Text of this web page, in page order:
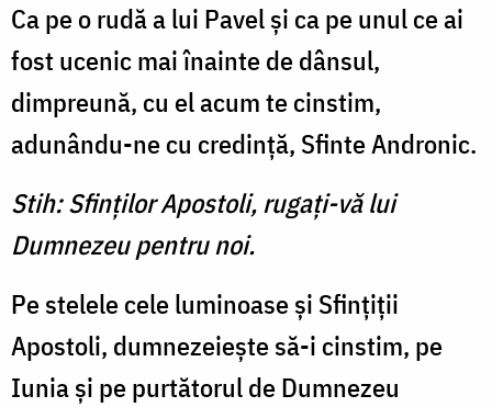
Ca pe o rudă a lui Pavel şi ca pe unul ce ai
fost ucenic mai înainte de dânsul,
dimpreună, cu el acum te cinstim,
adunându-ne cu credinţă, Sfinte Andronic.
Stih: Sfinţilor Apostoli, rugaţi-vă lui
Dumnezeu pentru noi.
Pe stelele cele luminoase şi Sfinţiţii
Apostoli, dumnezeieşte să-i cinstim, pe
Iunia şi pe purtătorul de Dumnezeu